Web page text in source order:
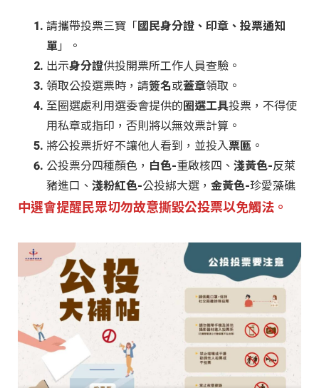
請攜帶投票三寶「 國民身分證、印章、投票通知
單 」。
出示身分證供投開票所工作人員查驗。
領取公投選票時，請簽名或蓋章領取。
至圈選處利用選委會提供的 圈選工具投票，不得使
用私章或指印，否則將以無效票計算。
將公投票折好不讓他人看到，並投入票匭 。
公投票分四種顏色， 白色-重啟核四、 淺黃色-反萊
豬進口、 淺粉紅色-公投綁大選， 金黃色-珍愛藻礁
中選會提醒民眾切勿故意撕毀公投票以免觸法。